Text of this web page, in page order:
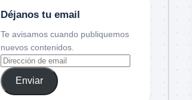
Déjanos tu email
Te avisamos cuando publiquemos
nuevos contenidos.
Enviar